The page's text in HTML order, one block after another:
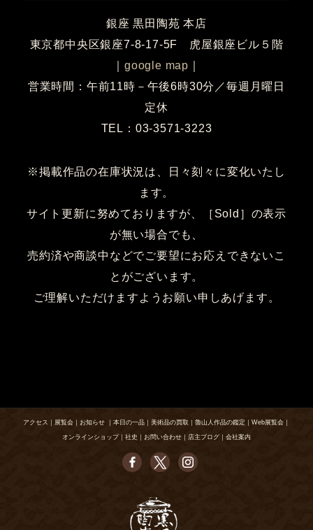
銀座 黒田陶苑 本店
東京都中央区銀座7-8-17-5F 虎屋銀座ビル５階
google map
営業時間：午前11時－午後6時30分／毎週月曜日
定休
TEL：03-3571-3223
※掲載作品の在庫状況は、日々刻々に変化いたし
ます。
サイト更新に努めておりますが、［Sold］の表示
が無い場合でも、
売約済や商談中などでご要望にお応えできないこ
とがございます。
ご理解いただけますようお願い申しあげます。
アクセス ｜ 展覧会 ｜ お知らせ ｜ 本日の一品 ｜ 美術品の買取 ｜ 魯山人作品の鑑定 ｜ Web展覧会 ｜
オンラインショップ｜ 社史 ｜ お問い合わせ ｜ 店主ブログ ｜ 会社案内